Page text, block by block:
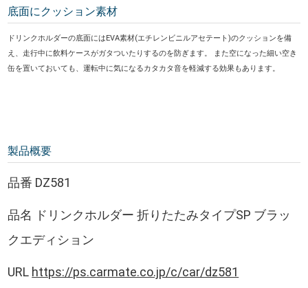
底面にクッション素材
ドリンクホルダーの底面にはEVA素材(エチレンビニルアセテート)のクッションを備
え、走行中に飲料ケースがガタついたりするのを防ぎます。 また空になった細い空き
缶を置いておいても、運転中に気になるカタカタ音を軽減する効果もあります。
製品概要
品番 DZ581
品名 ドリンクホルダー 折りたたみタイプSP ブラッ
クエディション
URL https://ps.carmate.co.jp/c/car/dz581